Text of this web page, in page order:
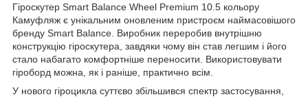
Гіроскутер Smart Balance Wheel Premium 10.5 кольору
Камуфляж є унікальним оновленим пристроєм наймасовішого
бренду Smart Balance. Виробник переробив внутрішню
конструкцію гіроскутера, завдяки чому він став легшим і його
стало набагато комфортніше переносити. Використовувати
гіроборд можна, як і раніше, практично всім.
У нового гіроцикла суттєво збільшився спектр застосування,